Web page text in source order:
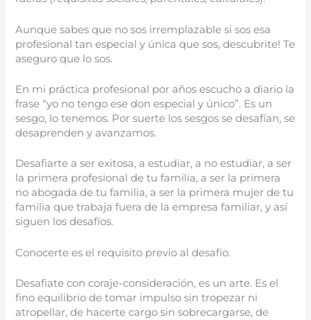
Aunque sabes que no sos irremplazable si sos esa
profesional tan especial y única que sos, descubrite! Te
aseguro que lo sos.
En mi práctica profesional por años escucho a diario la
frase “yo no tengo ese don especial y único”. Es un
sesgo, lo tenemos. Por suerte los sesgos se desafían, se
desaprenden y avanzamos.
Desafiarte a ser exitosa, a estudiar, a no estudiar, a ser
la primera profesional de tu familia, a ser la primera
no abogada de tu familia, a ser la primera mujer de tu
familia que trabaja fuera de la empresa familiar, y así
siguen los desafíos.
Conocerte es el requisito previo al desafío.
Desafiate con coraje-consideración, es un arte. Es el
fino equilibrio de tomar impulso sin tropezar ni
atropellar, de hacerte cargo sin sobrecargarse, de